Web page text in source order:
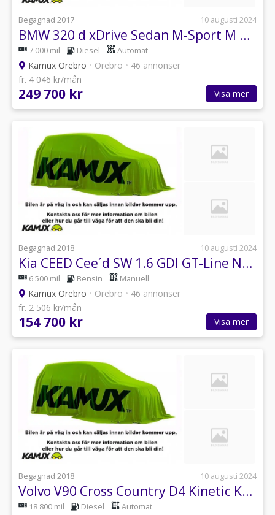
Begagnad 2017 10 augusti 2024
BMW 320 d xDrive Sedan M-Sport M Aerodynamics 190hk
7 000 mil Diesel Automat
Kamux Örebro • Örebro • 46 annonser
fr. 4 046 kr/mån
249 700 kr Visa mer
Begagnad 2018 10 augusti 2024
Kia CEED Cee´d SW 1.6 GDI GT-Line Navi M-Värmare 135hk
6 500 mil Bensin Manuell
Kamux Örebro • Örebro • 46 annonser
fr. 2 506 kr/mån
154 700 kr Visa mer
Begagnad 2018 10 augusti 2024
Volvo V90 Cross Country D4 Kinetic Keyless VoC Drag AWD 190hk
18 800 mil Diesel Automat